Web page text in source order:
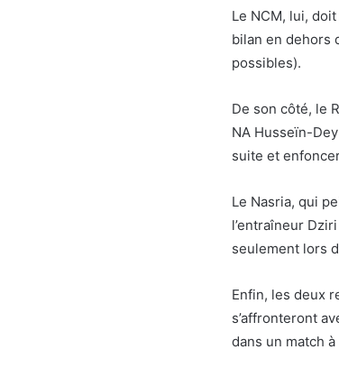
Le NCM, lui,
bilan en dehors
possibles).
De son côté, le
NA Husseïn-
suite et
Le Nasria, qui
l’entraîneur
seulement lors
Enfin, les deux
s’affronteront
dans un match